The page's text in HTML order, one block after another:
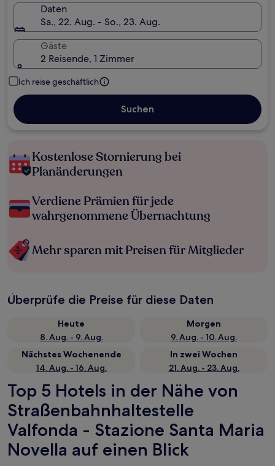
Daten
Sa., 22. Aug. - So., 23. Aug.
Gäste
2 Reisende, 1 Zimmer
Ich reise geschäftlich
Suchen
Kostenlose Stornierung bei
Planänderungen
Verdiene Prämien für jede
wahrgenommene Übernachtung
Mehr sparen mit Preisen für Mitglieder
Überprüfe die Preise für diese Daten
Heute
8. Aug. - 9. Aug.
Morgen
9. Aug. - 10. Aug.
Nächstes Wochenende
14. Aug. - 16. Aug.
In zwei Wochen
21. Aug. - 23. Aug.
Top 5 Hotels in der Nähe von
Straßenbahnhaltestelle
Valfonda - Stazione Santa Maria
Novella auf einen Blick